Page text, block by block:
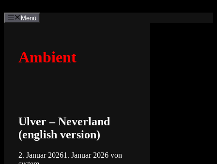
Inhalt
springen
Menü
Ambient
Ulver – Neverland
(english version)
2. Januar 20261. Januar 2026 von